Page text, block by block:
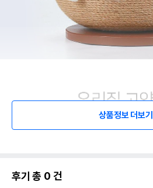
상품정보 더보기
후기 총 0 건